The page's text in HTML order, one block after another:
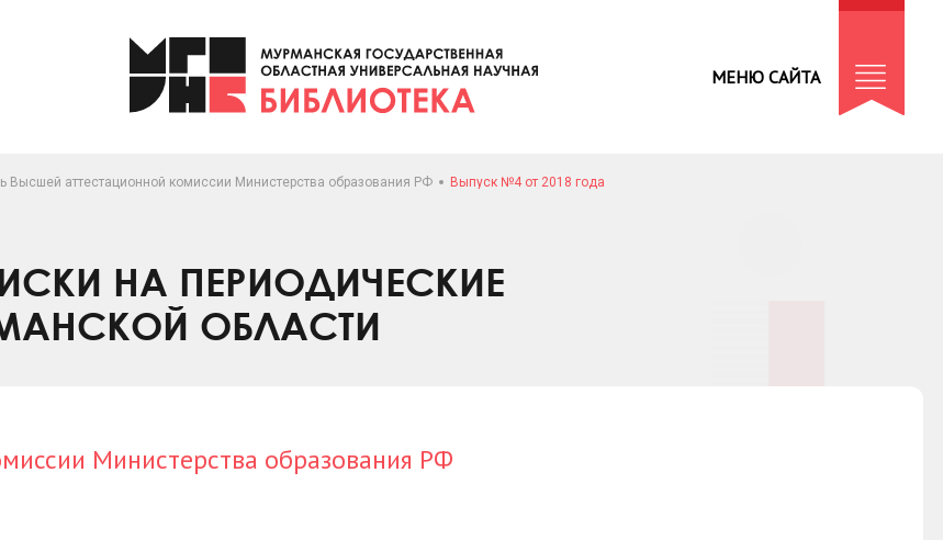
МЕНЮ САЙТА
Высшей аттестационной комиссии Министерства образования РФ Выпуск №4 от 2018 года
НА ПЕРИОДИЧЕСКИЕ
ОБЛАСТИ
Министерства образования РФ